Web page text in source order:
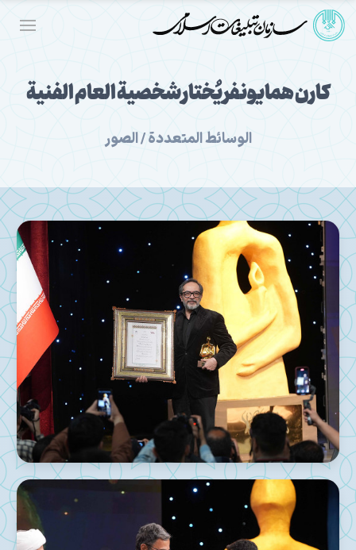
كارن همايونفر يُختار شخصية العام الفنية
الوسائط المتعددة / الصور